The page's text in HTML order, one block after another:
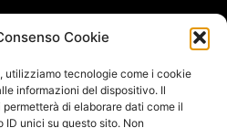
Cookie
utilizziamo tecnologie come i cookie
informazioni del dispositivo. Il
di elaborare dati come il
unici su questo sito. Non